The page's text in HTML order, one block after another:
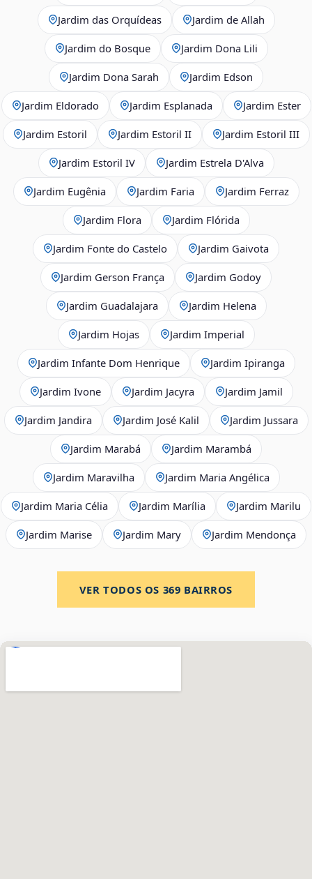
Jardim das Orquídeas Jardim de Allah
Jardim do Bosque Jardim Dona Lili
Jardim Dona Sarah Jardim Edson
Jardim Eldorado Jardim Esplanada Jardim Ester
Jardim Estoril Jardim Estoril II Jardim Estoril III
Jardim Estoril IV Jardim Estrela D'Alva
Jardim Eugênia Jardim Faria Jardim Ferraz
Jardim Flora Jardim Flórida
Jardim Fonte do Castelo Jardim Gaivota
Jardim Gerson França Jardim Godoy
Jardim Guadalajara Jardim Helena
Jardim Hojas Jardim Imperial
Jardim Infante Dom Henrique Jardim Ipiranga
Jardim Ivone Jardim Jacyra Jardim Jamil
Jardim Jandira Jardim José Kalil Jardim Jussara
Jardim Marabá Jardim Marambá
Jardim Maravilha Jardim Maria Angélica
Jardim Maria Célia Jardim Marília Jardim Marilu
Jardim Marise Jardim Mary Jardim Mendonça
VER TODOS OS 369 BAIRROS